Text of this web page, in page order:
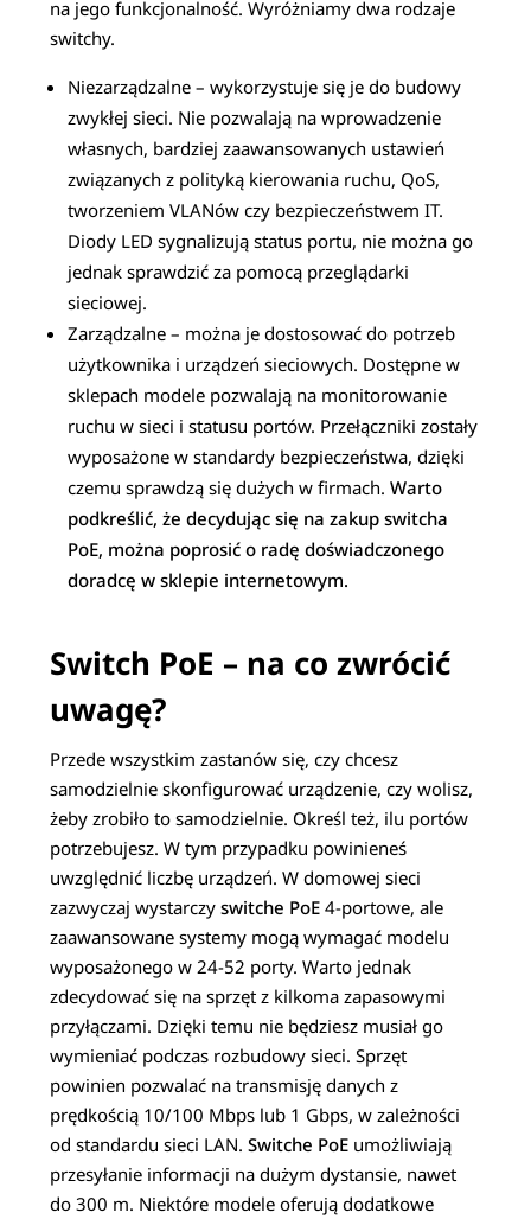
na jego funkcjonalność. Wyróżniamy dwa rodzaje
switchy.
Niezarządzalne – wykorzystuje się je do budowy
zwykłej sieci. Nie pozwalają na wprowadzenie
własnych, bardziej zaawansowanych ustawień
związanych z polityką kierowania ruchu, QoS,
tworzeniem VLANów czy bezpieczeństwem IT.
Diody LED sygnalizują status portu, nie można go
jednak sprawdzić za pomocą przeglądarki
sieciowej.
Zarządzalne – można je dostosować do potrzeb
użytkownika i urządzeń sieciowych. Dostępne w
sklepach modele pozwalają na monitorowanie
ruchu w sieci i statusu portów. Przełączniki zostały
wyposażone w standardy bezpieczeństwa, dzięki
czemu sprawdzą się dużych w firmach.Warto
podkreślić, że decydując się na zakup switcha
PoE, można poprosić o radę doświadczonego
doradcę w sklepie internetowym.
Switch PoE – na co zwrócić
uwagę?
Przede wszystkim zastanów się, czy chcesz
samodzielnie skonfigurować urządzenie, czy wolisz,
żeby zrobiło to samodzielnie. Określ też, ilu portów
potrzebujesz. W tym przypadku powinieneś
uwzględnić liczbę urządzeń. W domowej sieci
zazwyczaj wystarczyswitche PoE4-portowe, ale
zaawansowane systemy mogą wymagać modelu
wyposażonego w 24-52 porty. Warto jednak
zdecydować się na sprzęt z kilkoma zapasowymi
przyłączami. Dzięki temu nie będziesz musiał go
wymieniać podczas rozbudowy sieci.Sprzęt
powinien pozwalać na transmisję danych z
prędkością 10/100 Mbps lub 1 Gbps, w zależności
od standardu sieci LAN.Switche PoE umożliwiają
przesyłanie informacji na dużym dystansie, nawet
do 300 m. Niektóre modele oferują dodatkowe